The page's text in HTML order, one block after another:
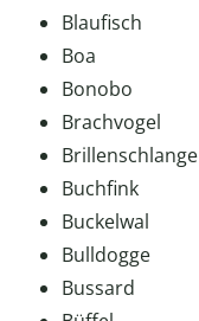
Blaufisch
Boa
Bonobo
Brachvogel
Brillenschlange
Buchfink
Buckelwal
Bulldogge
Bussard